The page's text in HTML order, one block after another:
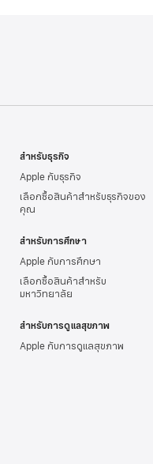
สำหรับธุรกิจ
Apple กับธุรกิจ
เลือกซื้อสินค้าสำหรับธุรกิจของ
คุณ
สำหรับการศึกษา
Apple กับการศึกษา
เลือกซื้อสินค้าสำหรับ
มหาวิทยาลัย
สำหรับการดูแลสุขภาพ
Apple กับการดูแลสุขภาพ